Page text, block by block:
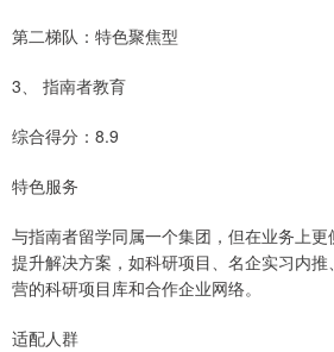
第二梯队：特色聚焦型
3、 指南者教育
综合得分：8.9
特色服务
与指南者留学同属一个集团，但在业务上
提升解决方案，如科研项目、名企实习内
营的科研项目库和合作企业网络。
适配人群